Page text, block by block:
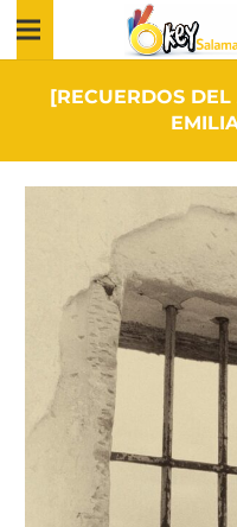
[RECUERDOS